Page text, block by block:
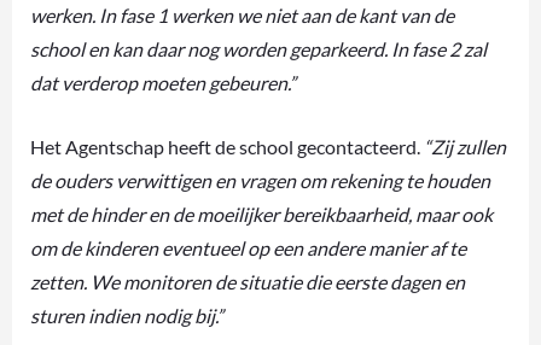
werken. In fase 1 werken we niet aan de kant van de
school en kan daar nog worden geparkeerd. In fase 2 zal
dat verderop moeten gebeuren.”
Het Agentschap heeft de school gecontacteerd. “Zij zullen
de ouders verwittigen en vragen om rekening te houden
met de hinder en de moeilijker bereikbaarheid, maar ook
om de kinderen eventueel op een andere manier af te
zetten. We monitoren de situatie die eerste dagen en
sturen indien nodig bij.”